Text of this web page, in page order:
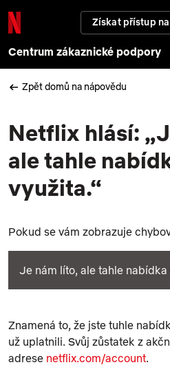
Získat přístup
Centrum zákaznické podpory
Zpět domů na nápovědu
Netflix hlásí:
ale tahle
využita.“
Pokud se vám zobrazuje
Je nám líto, ale tahle nabídka
Znamená to, že jste tuhle
už uplatnili. Svůj zůstatek z
adrese netflix.com/account.